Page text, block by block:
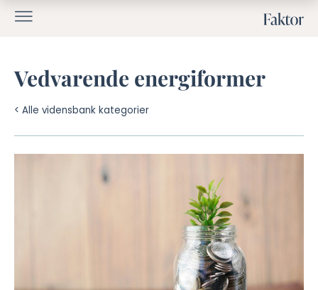
Vedvarende energiformer
< Alle vidensbank kategorier